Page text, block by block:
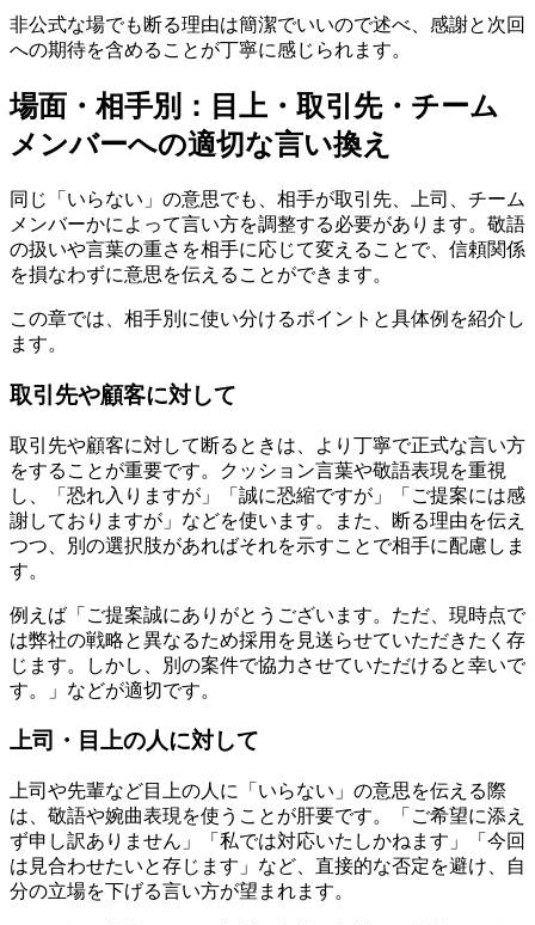
非公式な場でも断る理由は簡潔でいいので述べ、感謝と次回
への期待を含めることが丁寧に感じられます。
場面・相手別：目上・取引先・チーム
メンバーへの適切な言い換え
同じ「いらない」の意思でも、相手が取引先、上司、チーム
メンバーかによって言い方を調整する必要があります。敬語
の扱いや言葉の重さを相手に応じて変えることで、信頼関係
を損なわずに意思を伝えることができます。
この章では、相手別に使い分けるポイントと具体例を紹介し
ます。
取引先や顧客に対して
取引先や顧客に対して断るときは、より丁寧で正式な言い方
をすることが重要です。クッション言葉や敬語表現を重視
し、「恐れ入りますが」「誠に恐縮ですが」「ご提案には感
謝しておりますが」などを使います。また、断る理由を伝え
つつ、別の選択肢があればそれを示すことで相手に配慮しま
す。
例えば「ご提案誠にありがとうございます。ただ、現時点で
は弊社の戦略と異なるため採用を見送らせていただきたく存
じます。しかし、別の案件で協力させていただけると幸いで
す。」などが適切です。
上司・目上の人に対して
上司や先輩など目上の人に「いらない」の意思を伝える際
は、敬語や婉曲表現を使うことが肝要です。「ご希望に添え
ず申し訳ありません」「私では対応いたしかねます」「今回
は見合わせたいと存じます」など、直接的な否定を避け、自
分の立場を下げる言い方が望まれます。